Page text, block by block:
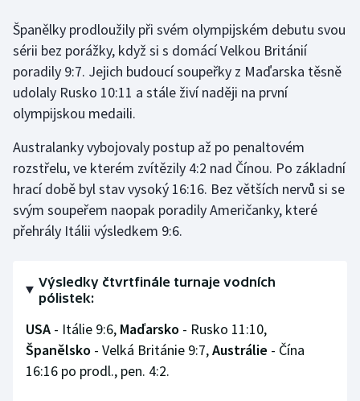
Florbal
Futsal
Golf
Gymnastika
Házená
Jezdectví
Judo
Lezení
Španělky prodloužily při svém olympijském debutu svou
sérii bez porážky, když si s domácí Velkou Británií
poradily 9:7. Jejich budoucí soupeřky z Maďarska těsně
udolaly Rusko 10:11 a stále živí naději na první
olympijskou medaili.
Australanky vybojovaly postup až po penaltovém
rozstřelu, ve kterém zvítězily 4:2 nad Čínou. Po základní
hrací době byl stav vysoký 16:16. Bez větších nervů si se
svým soupeřem naopak poradily Američanky, které
přehrály Itálii výsledkem 9:6.
Výsledky čtvrtfinále turnaje vodních
pólistek:
USA - Itálie 9:6, Maďarsko - Rusko 11:10,
Španělsko - Velká Británie 9:7,Austrálie - Čína
16:16 po prodl., pen. 4:2.